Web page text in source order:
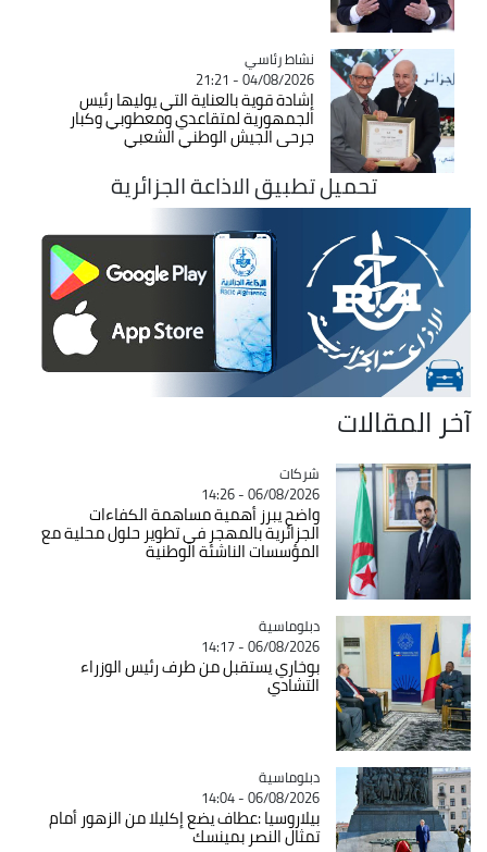
Catégorie
نشاط رئاسي
04/08/2026 - 21:21
إشادة قوية بالعناية التي يوليها رئيس
الجمهورية لمتقاعدي ومعطوبي وكبار
جرحى الجيش الوطني الشعبي
تحميل تطبيق الاذاعة الجزائرية
آخر المقالات
Catégorie
شركات
06/08/2026 - 14:26
واضح يبرز أهمية مساهمة الكفاءات
الجزائرية بالمهجر في تطوير حلول محلية مع
المؤسسات الناشئة الوطنية
Catégorie
دبلوماسية
06/08/2026 - 14:17
بوخاري يستقبل من طرف رئيس الوزراء
التشادي
Catégorie
دبلوماسية
06/08/2026 - 14:04
بيلاروسيا :عطاف يضع إكليلا من الزهور أمام
تمثال النصر بمينسك